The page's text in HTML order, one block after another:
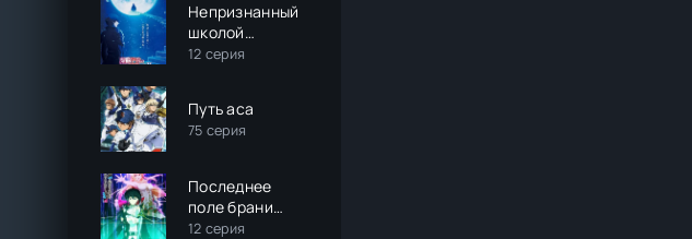
Непризнанный
школой
владыка
12 серия
Путь аса
75 серия
Последнее
поле брани
между тобой и
12 серия